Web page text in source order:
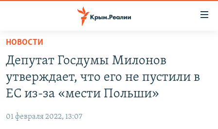
Вернуться
основному
содержанию
Вернутся
главной
навигации
СПЕЦПРОЕКТЫ
ГРУЗ 200
11 ЛЕТ ОККУПАЦИИ КРЫМА. 11 ИСТОРИЙ СОПРОТИВЛЕНИЯ
ВОДА
ЕЩЕ
НОВОСТИ
Депутат Госдумы Милонов
утверждает, что его не пустили в
ЕС из-за «мести Польши»
01 февраля 2022, 13:07